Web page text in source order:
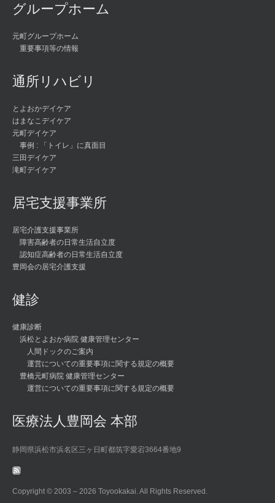
グループホーム
元町グループホーム
重要事項等の情報
通所リハビリ
とよおかデイケア
はまなこデイケア
元町デイケア
事例 : 「トイレ」に真面目
三田デイケア
滝町デイケア
居宅支援事業所
居宅介護支援事業所
障害高齢者の日常生活自立度
認知症高齢者の日常生活自立度
豊岡会の居宅介護支援
健診
健康診断
浜松とよおか病院 健康管理センター
人間ドックのご案内
運営についての重要事項に関する規定の概要
豊橋元町病院 健康管理センター
運営についての重要事項に関する規定の概要
医療法人豊岡会 本部
静岡県浜松市浜名区三ヶ日町都筑字愛宕3664番地9
Copyright © 2003 – 2026 Toyookakai. All Rights Reserved.